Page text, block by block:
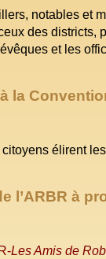
notables et
des districts,
et les
la
élirent
l’ARBR à
Les Amis de